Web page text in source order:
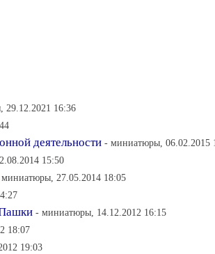
29.12.2021 16:36
деятельности - миниатюры, 06.02.2015
15:50
27.05.2014 18:05
- миниатюры, 14.12.2012 16:15
18:07
19:03